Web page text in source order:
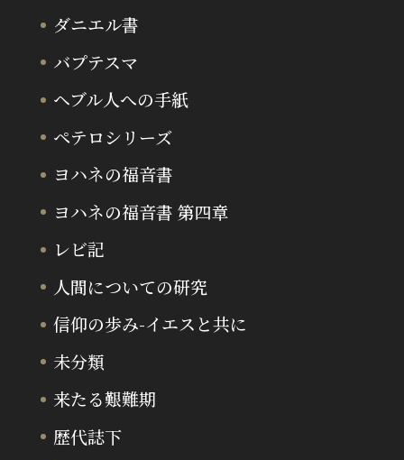
ダニエル書
バプテスマ
ヘブル人への手紙
ペテロシリーズ
ヨハネの福音書
ヨハネの福音書 第四章
レビ記
人間についての研究
信仰の歩み-イエスと共に
未分類
来たる艱難期
歴代誌下